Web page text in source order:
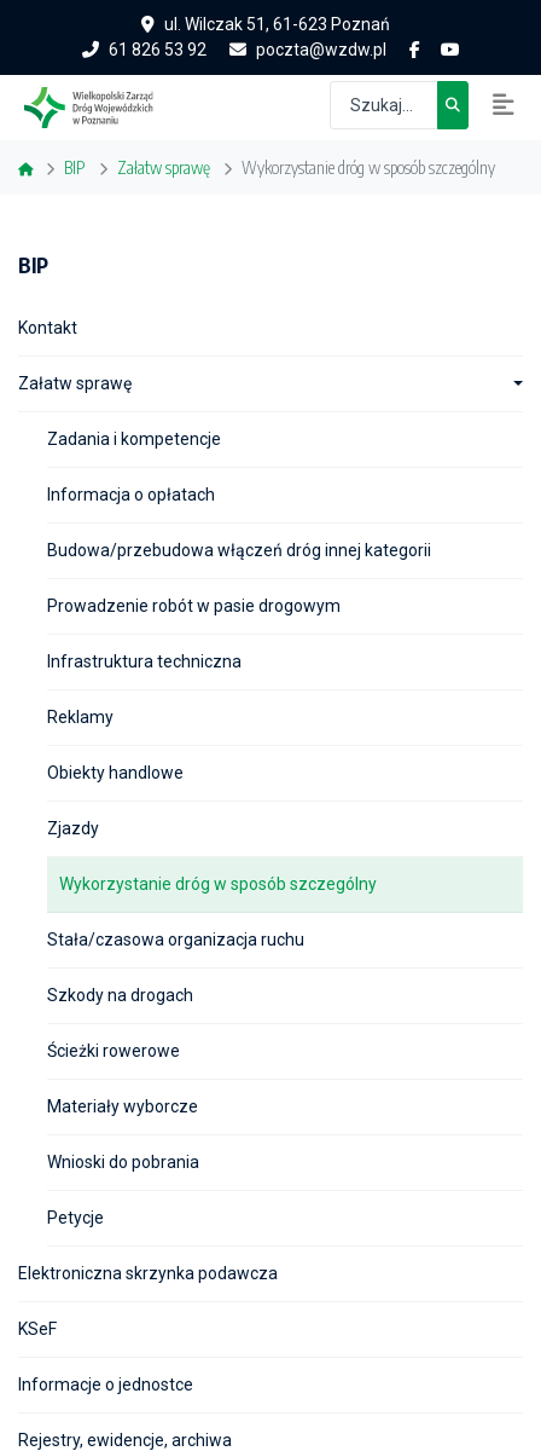
ul. Wilczak 51, 61-623 Poznań
61 826 53 92
poczta@wzdw.pl
BIP Załatw sprawę Wykorzystanie dróg w sposób szczególny
BIP
Kontakt
Załatw sprawę
Zadania i kompetencje
Informacja o opłatach
Budowa/przebudowa włączeń dróg innej kategorii
Prowadzenie robót w pasie drogowym
Infrastruktura techniczna
Reklamy
Obiekty handlowe
Zjazdy
Wykorzystanie dróg w sposób szczególny
Stała/czasowa organizacja ruchu
Szkody na drogach
Ścieżki rowerowe
Materiały wyborcze
Wnioski do pobrania
Petycje
Elektroniczna skrzynka podawcza
KSeF
Informacje o jednostce
Rejestry, ewidencje, archiwa